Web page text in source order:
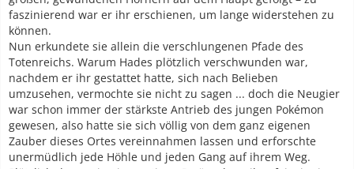
faszinierend war er ihr erschienen, um lange widerstehen zu
können.
Nun erkundete sie allein die verschlungenen Pfade des
Totenreichs. Warum Hades plötzlich verschwunden war,
nachdem er ihr gestattet hatte, sich nach Belieben
umzusehen, vermochte sie nicht zu sagen ... doch die Neugier
war schon immer der stärkste Antrieb des jungen Pokémon
gewesen, also hatte sie sich völlig von dem ganz eigenen
Zauber dieses Ortes vereinnahmen lassen und erforschte
unermüdlich jede Höhle und jeden Gang auf ihrem Weg.